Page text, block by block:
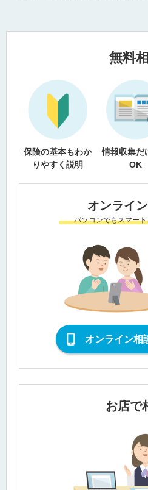
無料
保険の基本もわか
りやすく説明
情報収集だ
OK
オンライ
パソコンでもスマー
オンライン相
お店で